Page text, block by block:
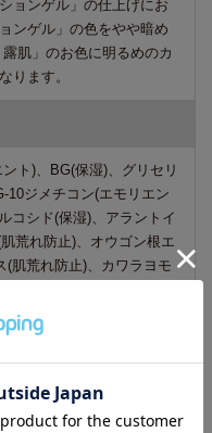
ョンゲル」の仕上げにお
ンゲル」の色をやや暗め
肌」のお色に明るめのカ
ります。
ト)、BG(保湿)、グリセリ
10ジメチコン(エモリエン
コシド(保湿)、アラントイ
荒れ防止)、オウゴン根エ
(肌荒れ防止)、カワラヨモ
クワラン(エモリエン
塩(保湿)、水溶性コラーゲ
エキス(保湿)、アルギン
ジステアルジモニウムヘ
ント)、セスキオレイン酸